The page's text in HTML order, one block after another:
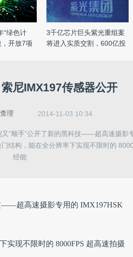
“绿色计
开放7项
3千亿芯片巨头紫光重组案
将进入实质交割，600亿投
尼IMX197传感器公开
理 2014-11-03 10:34
“顺手”公开了新的黑科技——超高速摄影
结构，能在全分辨率下实现不限时的
经能
——超高速摄影专用的 IMX197HSK
实现不限时的 8000FPS 超高速拍摄